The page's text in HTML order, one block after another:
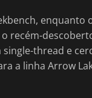
enquanto
recém-
thread e
a linha Arrow